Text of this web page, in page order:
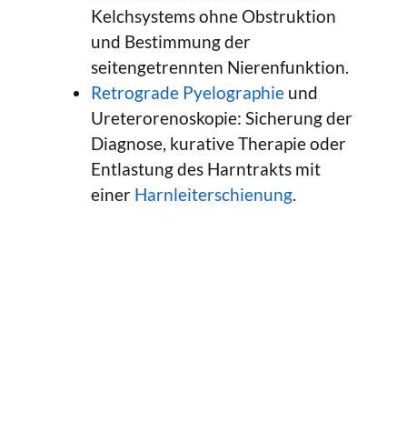
Kelchsystems ohne Obstruktion
und Bestimmung der
seitengetrennten Nierenfunktion.
Retrograde Pyelographie und
Ureterorenoskopie: Sicherung der
Diagnose, kurative Therapie oder
Entlastung des Harntrakts mit
einer Harnleiterschienung.